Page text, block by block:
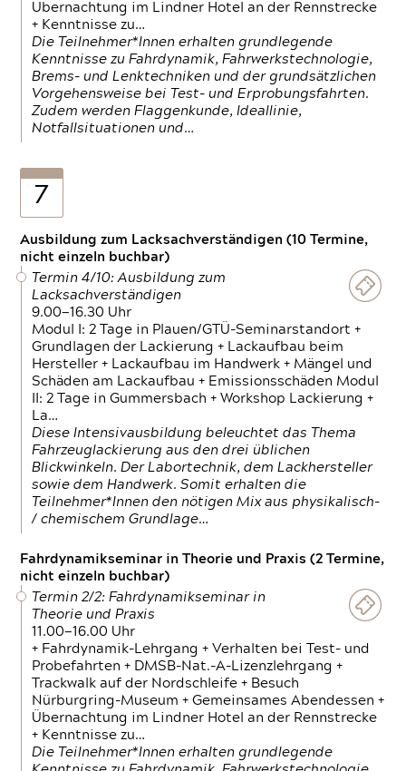
Übernachtung im Lindner Hotel an der Rennstrecke
+ Kenntnisse zu…
Die Teilnehmer*Innen erhalten grundlegende
Kenntnisse zu Fahrdynamik, Fahrwerkstechnologie,
Brems- und Lenktechniken und der grundsätzlichen
Vorgehensweise bei Test- und Erprobungsfahrten.
Zudem werden Flaggenkunde, Ideallinie,
Notfallsituationen und…
7
Ausbildung zum Lacksachverständigen (10 Termine,
nicht einzeln buchbar)
Termin 4/10: Ausbildung zum
Lacksachverständigen
9.00—16.30 Uhr
Modul I: 2 Tage in Plauen/GTÜ-Seminarstandort +
Grundlagen der Lackierung + Lackaufbau beim
Hersteller + Lackaufbau im Handwerk + Mängel und
Schäden am Lackaufbau + Emissionsschäden Modul
II: 2 Tage in Gummersbach + Workshop Lackierung +
La…
Diese Intensivausbildung beleuchtet das Thema
Fahrzeuglackierung aus den drei üblichen
Blickwinkeln. Der Labortechnik, dem Lackhersteller
sowie dem Handwerk. Somit erhalten die
Teilnehmer*Innen den nötigen Mix aus physikalisch-
/ chemischem Grundlage…
Fahrdynamikseminar in Theorie und Praxis (2 Termine,
nicht einzeln buchbar)
Termin 2/2: Fahrdynamikseminar in
Theorie und Praxis
11.00—16.00 Uhr
+ Fahrdynamik-Lehrgang + Verhalten bei Test- und
Probefahrten + DMSB-Nat.-A-Lizenzlehrgang +
Trackwalk auf der Nordschleife + Besuch
Nürburgring-Museum + Gemeinsames Abendessen +
Übernachtung im Lindner Hotel an der Rennstrecke
+ Kenntnisse zu…
Die Teilnehmer*Innen erhalten grundlegende